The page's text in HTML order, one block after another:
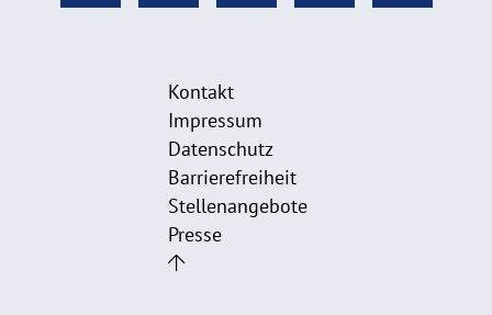
Kontakt
Impressum
Datenschutz
Barrierefreiheit
Stellenangebote
Presse